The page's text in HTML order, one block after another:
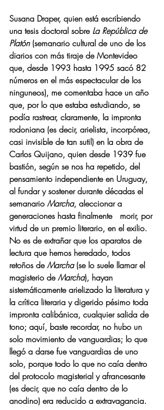
Susana Draper, quien está escribiendo
una tesis doctoral sobre La República de
Platón (semanario cultural de uno de los
diarios con más tiraje de Montevideo
que, desde 1993 hasta 1995 sacó 82
números en el más espectacular de los
ninguneos), me comentaba hace un año
que, por lo que estaba estudiando, se
podía rastrear, claramente, la impronta
rodoniana (es decir, arielista, incorpórea,
casi invisible de tan sutil) en la obra de
Carlos Quijano, quien desde 1939 fue
bastión, según se nos ha repetido, del
pensamiento independiente en Uruguay,
al fundar y sostener durante décadas el
semanario Marcha, aleccionar a
generaciones hasta finalmente   morir, por
virtud de un premio literario, en el exilio.
No es de extrañar que los aparatos de
lectura que hemos heredado, todos
retoños de Marcha (se lo suele llamar el
magisterio de Marcha), hayan
sistemáticamente arielizado la literatura y
la crítica literaria y digerido pésimo toda
impronta calibánica, cualquier salida de
tono; aquí, baste recordar, no hubo un
solo movimiento de vanguardias; lo que
llegó a darse fue vanguardias de uno
solo, porque todo lo que no caía dentro
del protocolo magisterial y afrancesante
(es decir, que no caía dentro de lo
anodino) era reducido a extravagancia.